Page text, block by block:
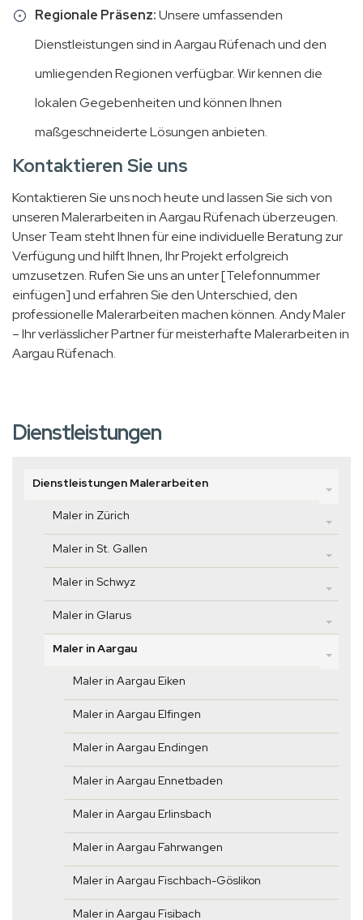
Regionale Präsenz:Unsere umfassenden
Dienstleistungen sind in Aargau Rüfenach und den
umliegenden Regionen verfügbar. Wir kennen die
lokalen Gegebenheiten und können Ihnen
maßgeschneiderte Lösungen anbieten.
Kontaktieren Sie uns
Kontaktieren Sie uns noch heute und lassen Sie sich von
unseren Malerarbeiten in Aargau Rüfenach überzeugen.
Unser Team steht Ihnen für eine individuelle Beratung zur
Verfügung und hilft Ihnen, Ihr Projekt erfolgreich
umzusetzen. Rufen Sie uns an unter [Telefonnummer
einfügen] und erfahren Sie den Unterschied, den
professionelle Malerarbeiten machen können. Andy Maler
– Ihr verlässlicher Partner für meisterhafte Malerarbeiten in
Aargau Rüfenach.
Dienstleistungen
Dienstleistungen Malerarbeiten
Maler in Zürich
Maler in St. Gallen
Maler in Schwyz
Maler in Glarus
Maler in Aargau
Maler in Aargau Eiken
Maler in Aargau Elfingen
Maler in Aargau Endingen
Maler in Aargau Ennetbaden
Maler in Aargau Erlinsbach
Maler in Aargau Fahrwangen
Maler in Aargau Fischbach-Göslikon
Maler in Aargau Fisibach